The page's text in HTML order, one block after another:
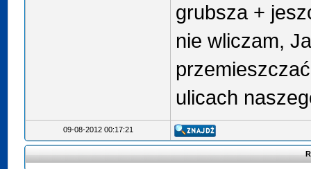
grubsza +
nie wliczam,
ulicach
09-08-2012 00:17:21